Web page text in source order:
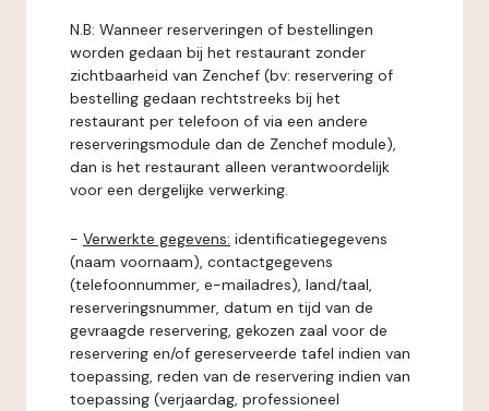
N.B: Wanneer reserveringen of bestellingen
worden gedaan bij het restaurant zonder
zichtbaarheid van Zenchef (bv: reservering of
bestelling gedaan rechtstreeks bij het
restaurant per telefoon of via een andere
reserveringsmodule dan de Zenchef module),
dan is het restaurant alleen verantwoordelijk
voor een dergelijke verwerking.
- Verwerkte gegevens: identificatiegegevens
(naam voornaam), contactgegevens
(telefoonnummer, e-mailadres), land/taal,
reserveringsnummer, datum en tijd van de
gevraagde reservering, gekozen zaal voor de
reservering en/of gereserveerde tafel indien van
toepassing, reden van de reservering indien van
toepassing (verjaardag, professioneel